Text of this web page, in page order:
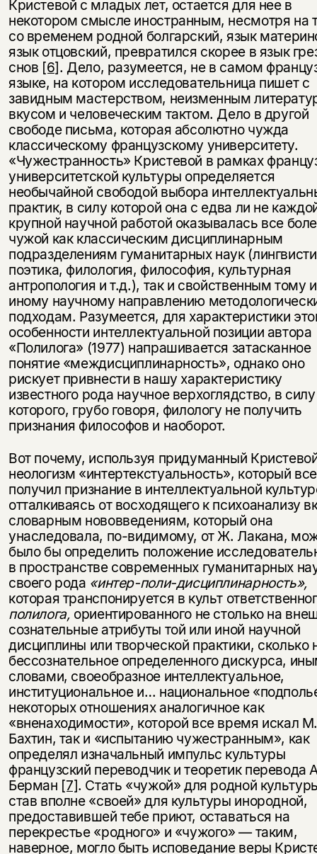
Кристевой с младых лет, остается для нее в
некотором смысле иностранным, несмотря на
со временем родной болгарский, язык
язык отцовский, превратился скорее в язык
снов [6]. Дело, разумеется, не в самом
языке, на котором исследовательница пишет с
завидным мастерством, неизменным
вкусом и человеческим тактом. Дело в другой
свободе письма, которая абсолютно чужда
классическому французскому университету.
«Чужестранность» Кристевой в рамках
университетской культуры определяется
необычайной свободой выбора
практик, в силу которой она с едва ли не
крупной научной работой оказывалась все
чужой как классическим дисциплинарным
подразделениям гуманитарных наук
поэтика, филология, философия, культурная
антропология и т.д.), так и свойственным тому
иному научному направлению
подходам. Разумеется, для характеристики
особенности интеллектуальной позиции автора
«Полилога» (1977) напрашивается затасканное
понятие «междисциплинарность», однако оно
рискует привнести в нашу характеристику
известного рода научное верхоглядство, в силу
которого, грубо говоря, филологу не получить
признания философов и наоборот.
Вот почему, используя придуманный
неологизм «интертекстуальность», который
получил признание в интеллектуальной
отталкиваясь от восходящего к психоанализу
словарным нововведениям, который она
унаследовала, по-видимому, от Ж. Лакана,
было бы определить положение
в пространстве современных гуманитарных
своего рода «интер-поли-дисциплинарность»,
которая транспонируется в культ
полилога, ориентированного не столько на
сознательные атрибуты той или иной научной
дисциплины или творческой практики, сколько
бессознательное определенного дискурса,
словами, своеобразное интеллектуальное,
институциональное и… национальное
некоторых отношениях аналогичное как
«вненаходимости», которой все время искал
Бахтин, так и «испытанию чужестранным», как
определял изначальный импульс культуры
французский переводчик и теоретик перевода
Берман [7]. Стать «чужой» для родной
став вполне «своей» для культуры инородной,
предоставившей тебе приют, оставаться на
перекрестье «родного» и «чужого» — таким,
наверное, могло быть исповедание веры